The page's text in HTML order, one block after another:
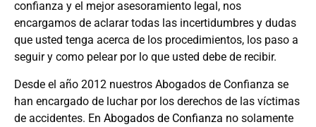
confianza y el mejor asesoramiento legal, nos
encargamos de aclarar todas las incertidumbres y dudas
que usted tenga acerca de los procedimientos, los paso a
seguir y como pelear por lo que usted debe de recibir.
Desde el año 2012 nuestros Abogados de Confianza se
han encargado de luchar por los derechos de las víctimas
de accidentes. En Abogados de Confianza no solamente